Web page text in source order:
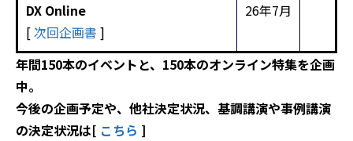
DX Online
[次回企画書 ]
26年7月
年間150本のイベントと、150本のオンライン特集を企画
中。
今後の企画予定や、他社決定状況、基調講演や事例講演
の決定状況は[ こちら ]